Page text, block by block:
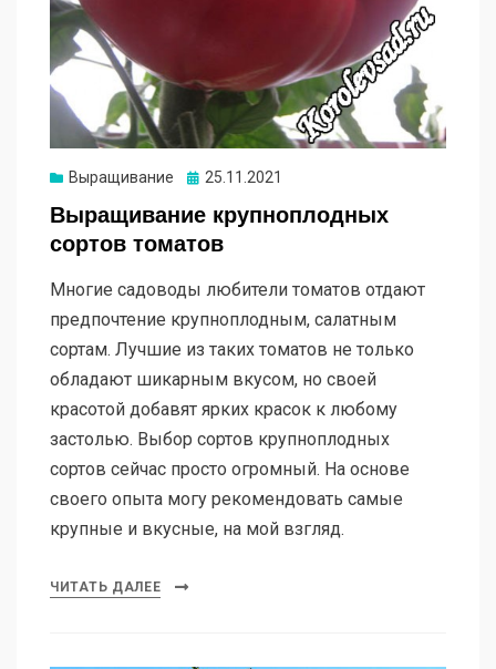
Выращивание Опубликовано
25.11.2021
Выращивание крупноплодных
сортов томатов
Многие садоводы любители томатов отдают
предпочтение крупноплодным, салатным
сортам. Лучшие из таких томатов не только
обладают шикарным вкусом, но своей
красотой добавят ярких красок к любому
застолью. Выбор сортов крупноплодных
сортов сейчас просто огромный. На основе
своего опыта могу рекомендовать самые
крупные и вкусные, на мой взгляд.
ЧИТАТЬ ДАЛЕЕ